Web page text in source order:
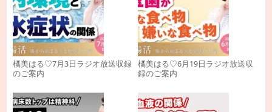
橘美はる♡7月3日ラジオ放送収録
のご案内
橘美はる♡6月19日ラジオ放送収
録のご案内